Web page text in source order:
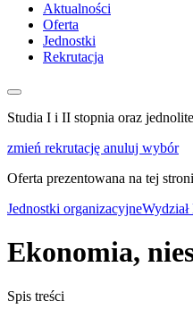
Aktualności
Oferta
Jednostki
Rekrutacja
Studia I i II stopnia oraz
zmień rekrutację anuluj wybór
Oferta prezentowana na tej
Jednostki organizacyjne
Ekonomia,
Spis treści